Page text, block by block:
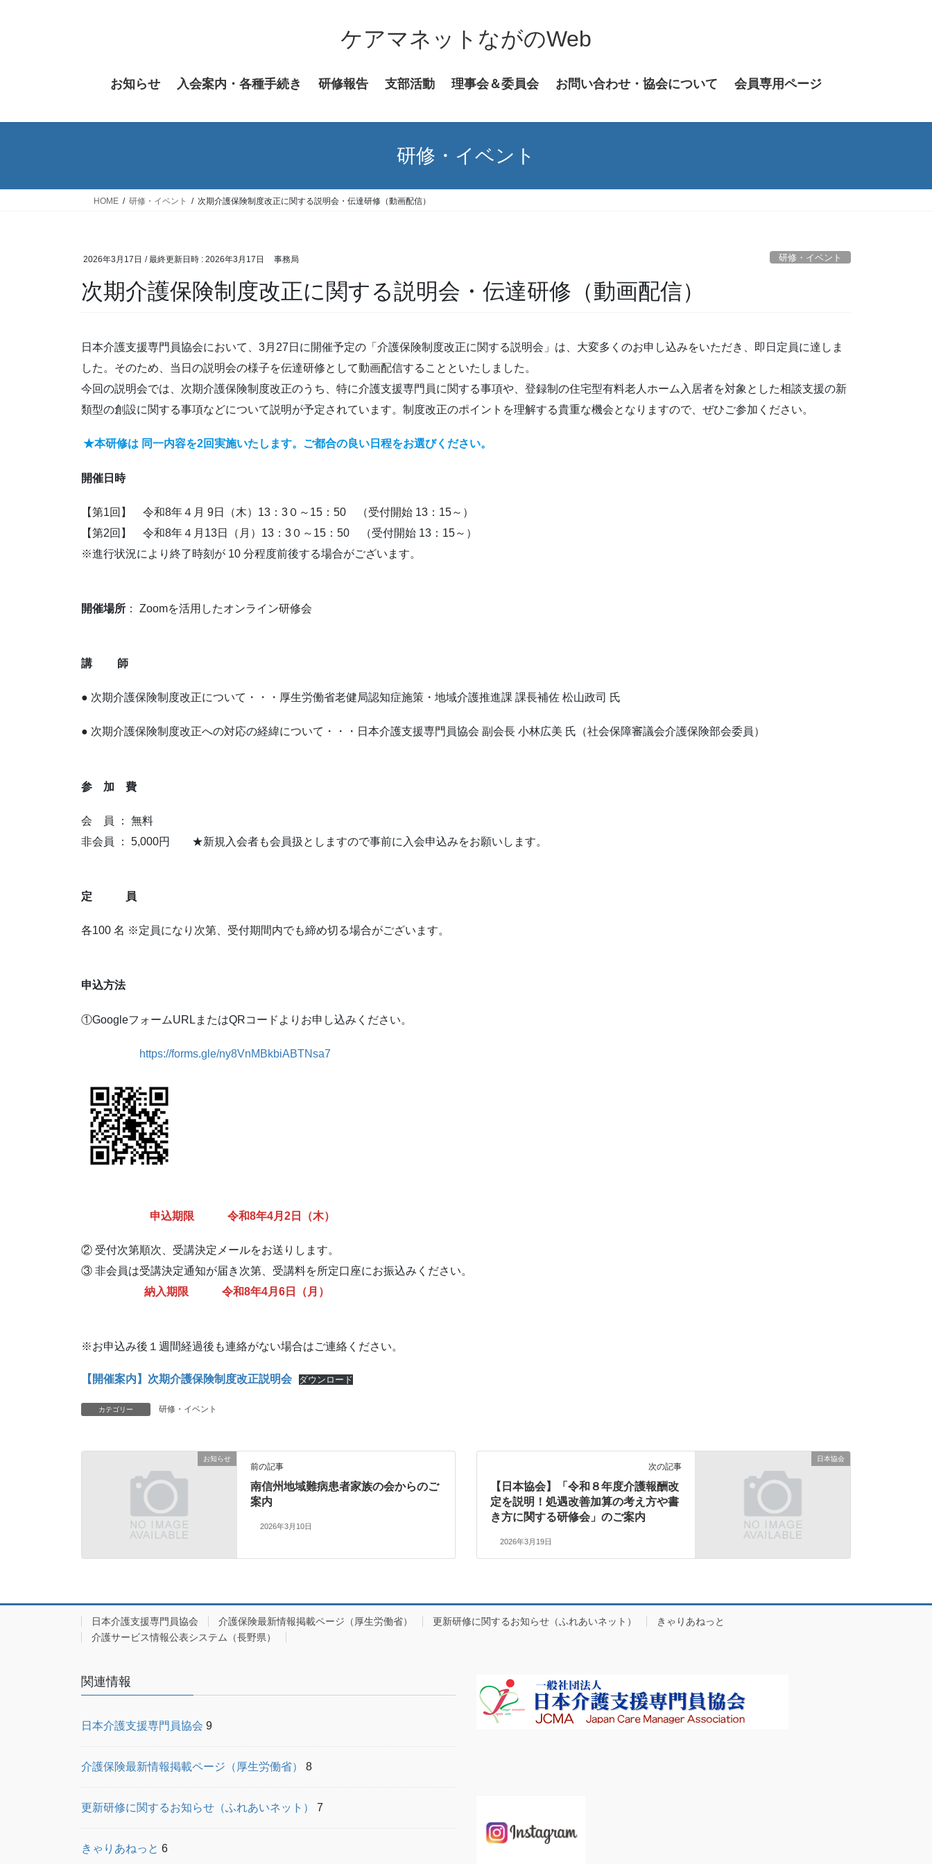
キ
に
ケアマネットながのWeb
お知らせ 入会案内・各種手続き 研修報告 支部活動 理事会＆委員会 お問い合わせ・協会について 会員専用ページ
研修・イベント
HOME 研修・イベント 次期介護保険制度改正に関する説明会・伝達研修（動画配信）
2026年3月17日 / 最終更新日時 : 2026年3月17日 事務局 研修・イベント
次期介護保険制度改正に関する説明会・伝達研修（動画配信）
日本介護支援専門員協会において、3月27日に開催予定の「介護保険制度改正に関する説明会」は、大変多くのお申し込みをいただき、即日定員に達しま
した。そのため、当日の説明会の様子を伝達研修として動画配信することといたしました。
今回の説明会では、次期介護保険制度改正のうち、特に介護支援専門員に関する事項や、登録制の住宅型有料老人ホーム入居者を対象とした相談支援の新
類型の創設に関する事項などについて説明が予定されています。制度改正のポイントを理解する貴重な機会となりますので、ぜひご参加ください。
★本研修は 同一内容を2回実施いたします。ご都合の良い日程をお選びください。
開催日時
【第1回】 令和8年４月 9日（木）13：3０～15：50 （受付開始 13：15～）
【第2回】 令和8年４月13日（月）13：3０～15：50 （受付開始 13：15～）
※進行状況により終了時刻が 10 分程度前後する場合がございます。
開催場所 ： Zoomを活用したオンライン研修会
講 師
● 次期介護保険制度改正について・・・厚生労働省老健局認知症施策・地域介護推進課 課長補佐 松山政司 氏
● 次期介護保険制度改正への対応の経緯について・・・日本介護支援専門員協会 副会長 小林広美 氏（社会保障審議会介護保険部会委員）
参 加 費
会 員 ： 無料
非会員 ： 5,000円 ★新規入会者も会員扱としますので事前に入会申込みをお願いします。
定 員
各100 名 ※定員になり次第、受付期間内でも締め切る場合がございます。
申込方法
①GoogleフォームURLまたはQRコードよりお申し込みください。
https://forms.gle/ny8VnMBkbiABTNsa7
申込期限 令和8年4月2日（木）
② 受付次第順次、受講決定メールをお送りします。
③ 非会員は受講決定通知が届き次第、受講料を所定口座にお振込みください。
納入期限 令和8年4月6日（月）
※お申込み後１週間経過後も連絡がない場合はご連絡ください。
【開催案内】次期介護保険制度改正説明会 ダウンロード
カテゴリー 研修・イベント
お知らせ
前の記事
南信州地域難病患者家族の会からのご
案内
2026年3月10日
日本協会
次の記事
【日本協会】「令和８年度介護報酬改
定を説明！処遇改善加算の考え方や書
き方に関する研修会」のご案内
2026年3月19日
日本介護支援専門員協会 介護保険最新情報掲載ページ（厚生労働省） 更新研修に関するお知らせ（ふれあいネット）
きゃりあねっと
介護サービス情報公表システム（長野県）
関連情報
日本介護支援専門員協会 9
介護保険最新情報掲載ページ（厚生労働省） 8
更新研修に関するお知らせ（ふれあいネット） 7
きゃりあねっと 6